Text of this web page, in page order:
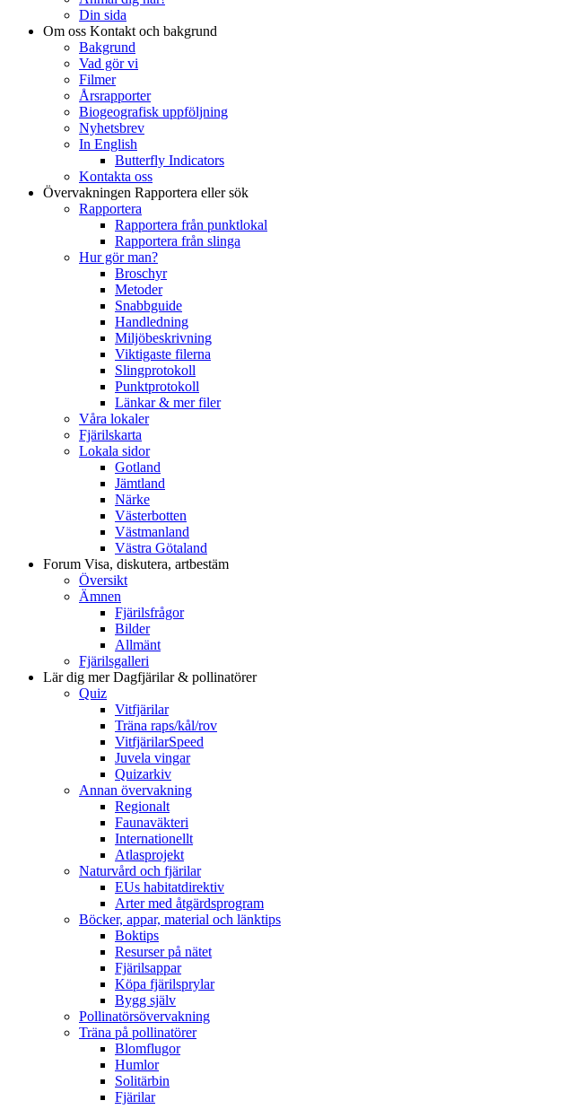
Din sida
Om oss Kontakt och bakgrund
Bakgrund
Vad gör vi
Filmer
Årsrapporter
Biogeografisk uppföljning
Nyhetsbrev
In English
Butterfly Indicators
Kontakta oss
Övervakningen Rapportera eller sök
Rapportera
Rapportera från punktlokal
Rapportera från slinga
Hur gör man?
Broschyr
Metoder
Snabbguide
Handledning
Miljöbeskrivning
Viktigaste filerna
Slingprotokoll
Punktprotokoll
Länkar & mer filer
Våra lokaler
Fjärilskarta
Lokala sidor
Gotland
Jämtland
Närke
Västerbotten
Västmanland
Västra Götaland
Forum Visa, diskutera, artbestäm
Översikt
Ämnen
Fjärilsfrågor
Bilder
Allmänt
Fjärilsgalleri
Lär dig merDagfjärilar & pollinatörer
Quiz
Vitfjärilar
Träna raps/kål/rov
VitfjärilarSpeed
Juvela vingar
Quizarkiv
Annan övervakning
Regionalt
Faunaväkteri
Internationellt
Atlasprojekt
Naturvård och fjärilar
EUs habitatdirektiv
Arter med åtgärdsprogram
Böcker, appar, material och länktips
Boktips
Resurser på nätet
Fjärilsappar
Köpa fjärilsprylar
Bygg själv
Pollinatörsövervakning
Träna på pollinatörer
Blomflugor
Humlor
Solitärbin
Fjärilar